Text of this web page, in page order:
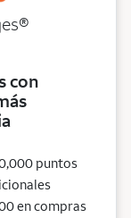
con
bonusnew bonus
puntos
en compras